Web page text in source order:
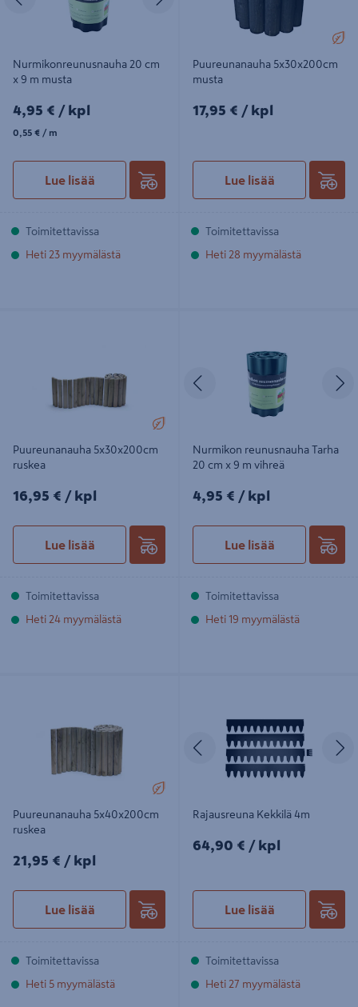
Nurmikonreunusnauha 20 cm
x 9 m musta
4,95€/kpl
4,95 € / kpl
0,55€/m
0,55 € / m
Lue lisää
Toimitettavissa
Heti 23 myymälästä
Puureunanauha 5x30x200cm
musta
17,95€/kpl
17,95 € / kpl
Lue lisää
Toimitettavissa
Heti 28 myymälästä
Puureunanauha 5x30x200cm
ruskea
16,95€/kpl
16,95 € / kpl
Lue lisää
Toimitettavissa
Heti 24 myymälästä
Edellinen
Nurmikon reunusnauha Tarha
20 cm x 9 m vihreä
4,95€/kpl
4,95 € / kpl
Lue lisää
Toimitettavissa
Heti 19 myymälästä
Puureunanauha 5x40x200cm
ruskea
21,95€/kpl
21,95 € / kpl
Lue lisää
Toimitettavissa
Heti 5 myymälästä
Edellinen
Rajausreuna Kekkilä 4m
64,90€/kpl
64,90 € / kpl
Lue lisää
Toimitettavissa
Heti 27 myymälästä